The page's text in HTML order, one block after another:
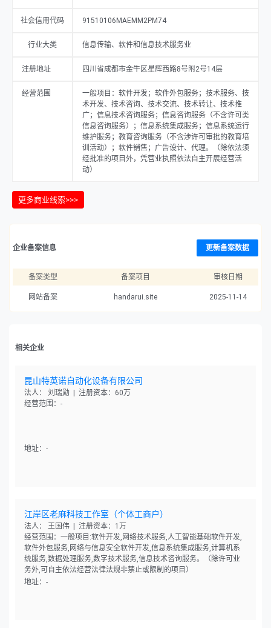
社会信用代码 91510106MAEMM2PM74
行业大类 信息传输、软件和信息技术服务业
注册地址 四川省成都市金牛区星辉西路8号附2号14层
经营范围
一般项目：软件开发；软件外包服务；技术服务、技
术开发、技术咨询、技术交流、技术转让、技术推
广；信息技术咨询服务；信息咨询服务（不含许可类
信息咨询服务）；信息系统集成服务；信息系统运行
维护服务；教育咨询服务（不含涉许可审批的教育培
训活动）；软件销售；广告设计、代理。（除依法须
经批准的项目外，凭营业执照依法自主开展经营活
动）
更多商业线索>>>
企业备案信息 更新备案数据
备案类型 备案项目 审核日期
网站备案 handarui.site 2025-11-14
相关企业
昆山特英诺自动化设备有限公司
法人： 刘瑞勋 | 注册资本：60万
经营范围：-
地址：-
江岸区老麻科技工作室（个体工商户）
法人： 王国伟 | 注册资本：1万
经营范围：一般项目:软件开发,网络技术服务,人工智能基础软件开发,
软件外包服务,网络与信息安全软件开发,信息系统集成服务,计算机系
统服务,数据处理服务,数字技术服务,信息技术咨询服务。（除许可业
务外,可自主依法经营法律法规非禁止或限制的项目）
地址：-